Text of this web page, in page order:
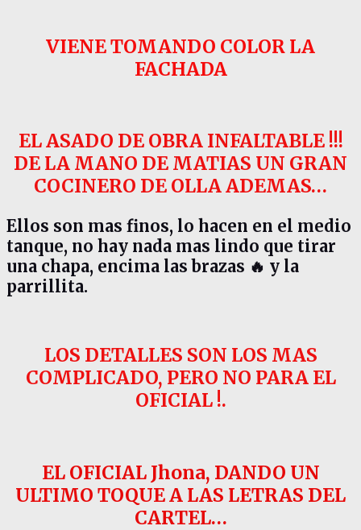
VIENE TOMANDO COLOR LA
FACHADA
EL ASADO DE OBRA INFALTABLE !!!
DE LA MANO DE MATIAS UN GRAN
COCINERO DE OLLA ADEMAS…
Ellos son mas finos, lo hacen en el medio
tanque, no hay nada mas lindo que tirar
una chapa, encima las brazas 🔥 y la
parrillita.
LOS DETALLES SON LOS MAS
COMPLICADO, PERO NO PARA EL
OFICIAL !.
EL OFICIAL Jhona, DANDO UN
ULTIMO TOQUE A LAS LETRAS DEL
CARTEL…